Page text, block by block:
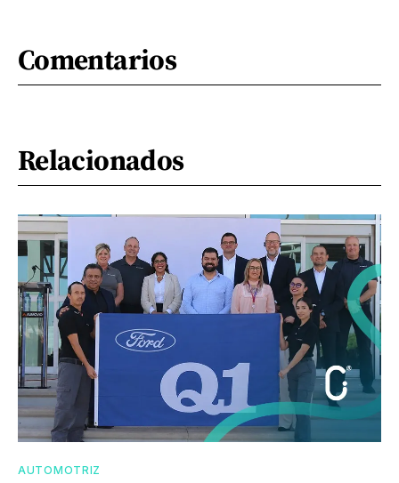
Comentarios
Relacionados
AUTOMOTRIZ